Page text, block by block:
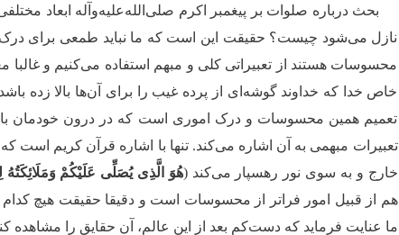
بحث درباره صلوات بر پیغمبر اکرم صلی‌الله‌علیه‌وآله ابعاد
نازل می‌شود چیست؟ حقیقت این است که ما نباید طمعی برای درک
محسوسات هستند از تعبیراتی کلی و مبهم استفاده می‌کنیم و غالبا
خاص خدا که خداوند گوشه‌ای از پرده غیب را برای آن‌ها بالا زده
تعمیم همین محسوسات و درک اموری است که در درون خودمان با
تعبیرات مبهمی به آن اشاره می‌کند. تنها با اشاره قرآن کریم است
خارج و به سوی نور رهسپار می‌کند (هُوَ الَّذِی یُصَلِّی عَلَیْكُمْ
هم از قبیل امور فراتر از محسوسات است و دقیقا حقیقت هیچ کدام
ما عنایت فرماید که دست‌کم بعد از این عالم، آن حقایق را مشاهده